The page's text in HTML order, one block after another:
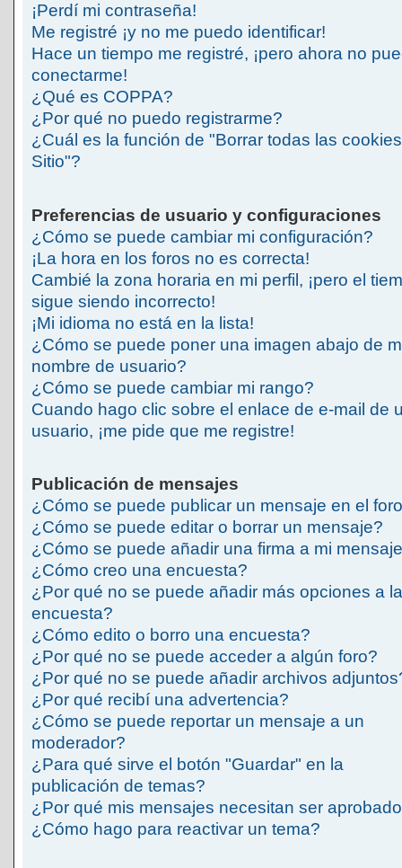
¡Perdí mi contraseña!
Me registré ¡y no me puedo identificar!
Hace un tiempo me registré, ¡pero ahora no
conectarme!
¿Qué es COPPA?
¿Por qué no puedo registrarme?
¿Cuál es la función de "Borrar todas las
Sitio"?
Preferencias de usuario y configuraciones
¿Cómo se puede cambiar mi configuración?
¡La hora en los foros no es correcta!
Cambié la zona horaria en mi perfil, ¡pero el
sigue siendo incorrecto!
¡Mi idioma no está en la lista!
¿Cómo se puede poner una imagen abajo de
nombre de usuario?
¿Cómo se puede cambiar mi rango?
Cuando hago clic sobre el enlace de e-mail de
usuario, ¡me pide que me registre!
Publicación de mensajes
¿Cómo se puede publicar un mensaje en el
¿Cómo se puede editar o borrar un mensaje?
¿Cómo se puede añadir una firma a mi
¿Cómo creo una encuesta?
¿Por qué no se puede añadir más opciones a la
encuesta?
¿Cómo edito o borro una encuesta?
¿Por qué no se puede acceder a algún foro?
¿Por qué no se puede añadir archivos
¿Por qué recibí una advertencia?
¿Cómo se puede reportar un mensaje a un
moderador?
¿Para qué sirve el botón "Guardar" en la
publicación de temas?
¿Por qué mis mensajes necesitan ser
¿Cómo hago para reactivar un tema?